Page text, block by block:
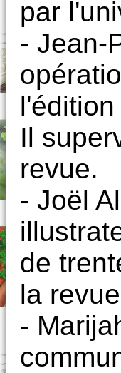
par
- Jean-
Il
revue.
- Joël
de
la
-